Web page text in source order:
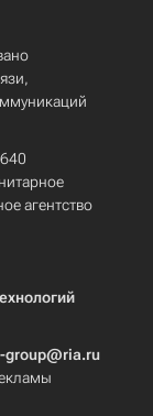
агентство
group@ria.ru